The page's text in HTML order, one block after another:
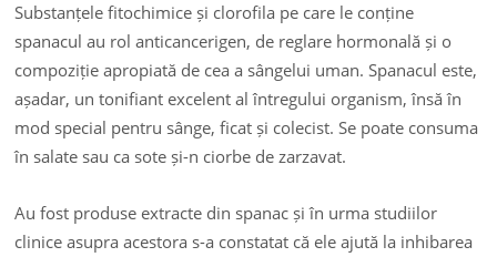
Substanțele fitochimice și clorofila pe care le conține
spanacul au rol anticancerigen, de reglare hormonală și o
compoziție apropiată de cea a sângelui uman. Spanacul este,
așadar, un tonifiant excelent al întregului organism, însă în
mod special pentru sânge, ficat și colecist. Se poate consuma
în salate sau ca sote și-n ciorbe de zarzavat.
Au fost produse extracte din spanac și în urma studiilor
clinice asupra acestora s-a constatat că ele ajută la inhibarea